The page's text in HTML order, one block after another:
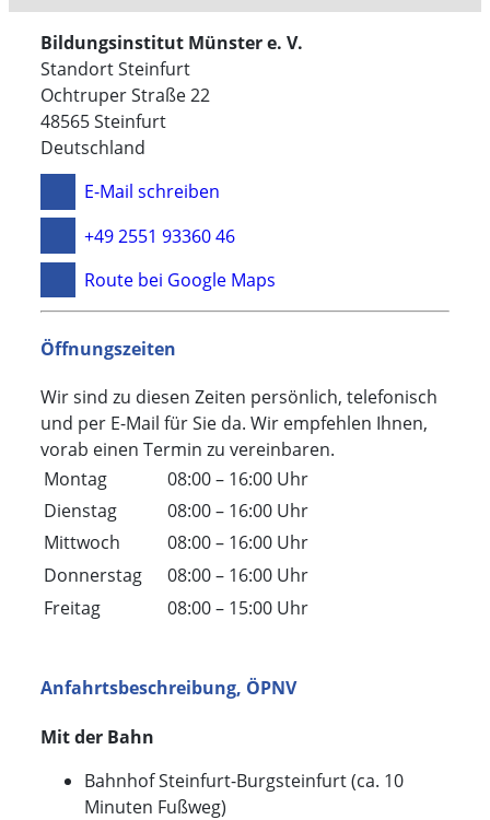
Berufssprachkurse
Prüfungsvorbereitungskurse
Individuelle Angebote
Dortmund
Bildungsinstitut Münster e. V.
Standort Steinfurt
Ochtruper Straße 22
48565 Steinfurt
Deutschland
E-Mail schreiben
+49 2551 93360 46
Route bei Google Maps
Öffnungszeiten
Wir sind zu diesen Zeiten persönlich, telefonisch
und per E-Mail für Sie da. Wir empfehlen Ihnen,
vorab einen Termin zu vereinbaren.
Montag
08:00 – 16:00 Uhr
Dienstag
08:00 – 16:00 Uhr
Mittwoch
08:00 – 16:00 Uhr
Donnerstag
08:00 – 16:00 Uhr
Freitag
08:00 – 15:00 Uhr
Anfahrtsbeschreibung, ÖPNV
Mit der Bahn
Bahnhof Steinfurt-Burgsteinfurt (ca. 10
Minuten Fußweg)